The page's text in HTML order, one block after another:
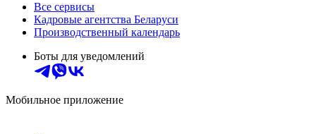
Все сервисы
Кадровые агентства Беларуси
Производственный календарь
Боты для уведомлений
Мобильное приложение